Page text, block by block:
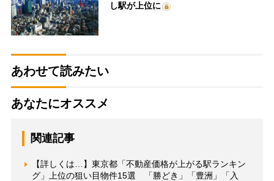
し駅が上位に
あわせて読みたい
あなたにオススメ
関連記事
【詳しくは…】東京都「不動産価格が上がる駅ランキン
グ」上位の狙い目物件15選 「勝どき」「豊洲」「入